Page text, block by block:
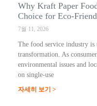
Why Kraft Paper
Choice for Eco-
7월 11, 2026
The food service industry is
transformation. As
environmental issues and
on single-use
자세히 보기 >